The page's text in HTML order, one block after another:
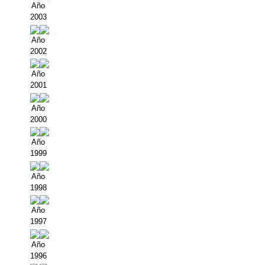
Año
2003
Año
2002
Año
2001
Año
2000
Año
1999
Año
1998
Año
1997
Año
1996